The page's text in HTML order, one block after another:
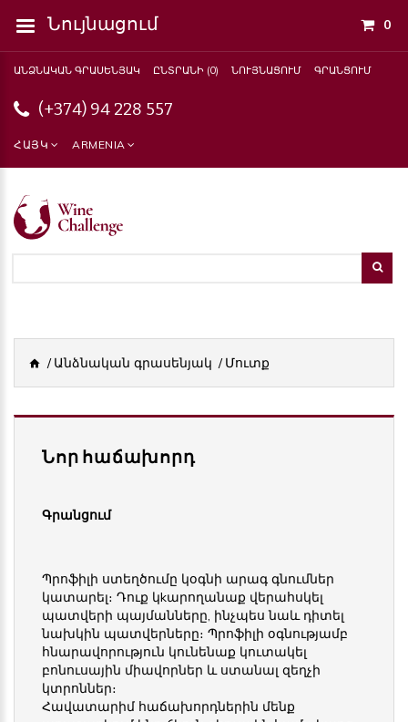
ԱՆՁՆԱԿԱՆ ԳՐԱՍԵՆՅԱԿ ԸՆՏՐԱՆԻ (0) ՆՈՒՅՆԱՑՈՒՄ ԳՐԱՆՑՈՒՄ
(+374) 94 228 557
0
ՀԱՅԿ ARMENIA
Անձնական գրասենյակ Մուտք
Նոր հաճախորդ
Գրանցում
Պրոֆիլի ստեղծումը կօգնի արագ գնումներ
կատարել։ Դուք կkարողանաք վերահսկել
պատվերի պայմանները, ինչպես նաև դիտել
նախկին պատվերները։ Պրոֆիլի օգնությամբ
հնարավորություն կունենաք կուտակել
բոնուսային միավորներ և ստանալ զեղչի
կտրոններ։
Հավատարիմ հաճախորդներին մենք
Նույնացում